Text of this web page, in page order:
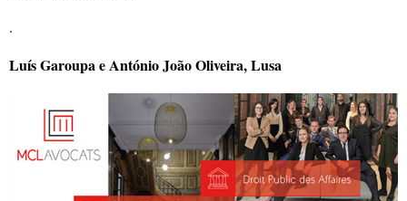
.
Luís Garoupa e António João Oliveira, Lusa